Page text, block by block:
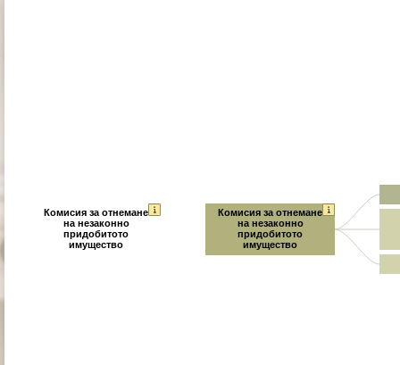
Комисия за отнемане
на незаконно
придобитото
имущество
Комисия за отнемане
на незаконно
придобитото
имущество